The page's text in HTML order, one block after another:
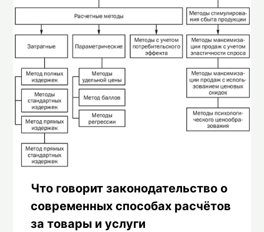
Что говорит законодательство о
современных способах расчётов
за товары и услуги